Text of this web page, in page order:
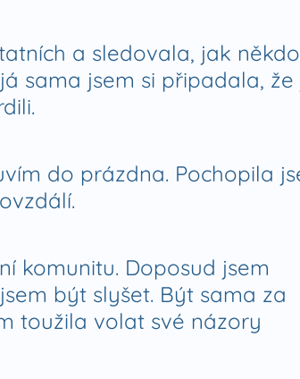
a sledovala, jak někdo
sama jsem si připadala, že
do prázdna. Pochopila
komunitu. Doposud jsem
být slyšet. Být sama za
toužila volat své názory